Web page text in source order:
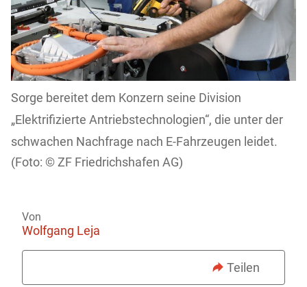
Sorge bereitet dem Konzern seine Division
„Elektrifizierte Antriebstechnologien“, die unter der
schwachen Nachfrage nach E-Fahrzeugen leidet.
ZF Friedrichshafen AG)
Von
Wolfgang Leja
Teilen